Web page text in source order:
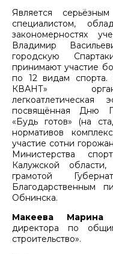
Является
специалистом,
закономерностях
Владимир
городскую
принимают участие
по 12 видам
КВАНТ»
посвящённая Дню
«Будь готов» (на
нормативов
участие сотни
Министерства
Калужской
грамотой
Благодарственным
Обнинска.
Макеева Марина
директора по
строительство».